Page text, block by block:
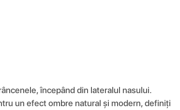
începând din lateralul nasului.
un efect ombre natural și modern, definiți